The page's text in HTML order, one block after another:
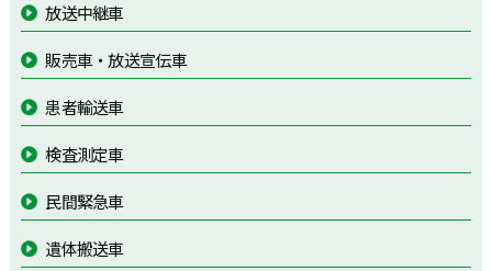
放送中継車
販売車・放送宣伝車
患者輸送車
検査測定車
民間緊急車
遺体搬送車